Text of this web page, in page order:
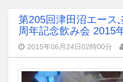
第205回津田沼エース
周年記念飲み会 2015
2015年06月24日02時00分